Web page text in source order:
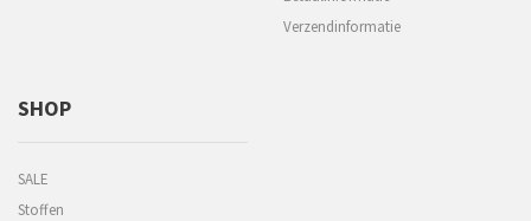
Verzendinformatie
SHOP
SALE
Stoffen